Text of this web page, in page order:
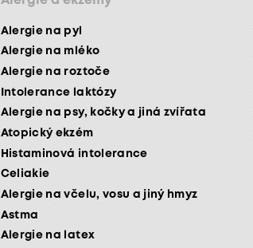
Alergie na pyl
Alergie na mléko
Alergie na roztoče
Intolerance laktózy
Alergie na psy, kočky a jiná zvířata
Atopický ekzém
Histaminová intolerance
Celiakie
Alergie na včelu, vosu a jiný hmyz
Astma
Alergie na latex